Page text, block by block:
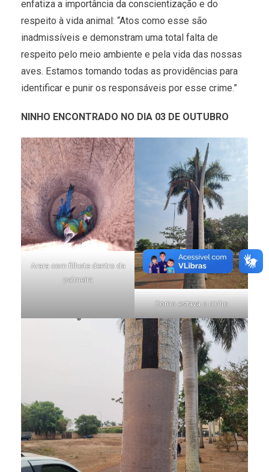
enfatiza a importância da conscientização e do
respeito à vida animal: “Atos como esse são
inadmissíveis e demonstram uma total falta de
respeito pelo meio ambiente e pela vida das nossas
aves. Estamos tomando todas as providências para
identificar e punir os responsáveis por esse crime.”
NINHO ENCONTRADO NO DIA 03 DE OUTUBRO
Arara com filhote dentro da
palmeira
Como estava o ninho